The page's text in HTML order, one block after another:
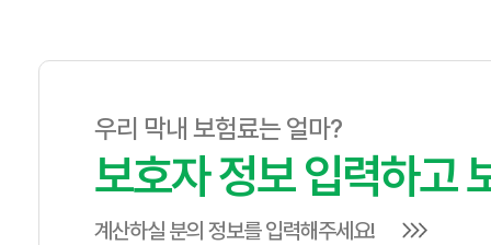
우리 막내 보험료는 얼마?
보호자 정보 입력하고
계산하실 분의 정보를 입력해주세요!